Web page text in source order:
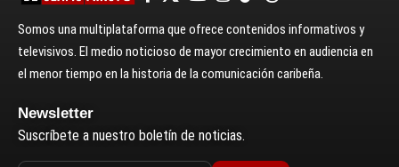
Somos una multiplataforma que ofrece contenidos informativos y
televisivos. El medio noticioso de mayor crecimiento en audiencia en
el menor tiempo en la historia de la comunicación caribeña.
Newsletter
Suscríbete a nuestro boletín de noticias.